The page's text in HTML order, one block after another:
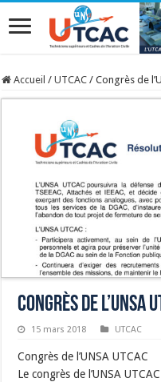
Accueil / UTCAC / Congrès de
Congrès de l’UNSA
15 mars 2018 UTCAC
Congrès de l’UNSA UTCAC
Le congrès de l’UNSA